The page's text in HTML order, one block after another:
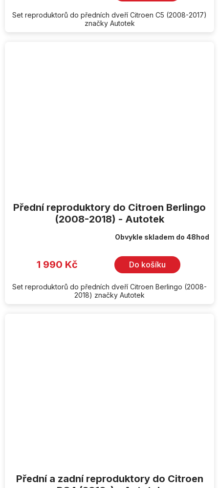
Set reproduktorů do předních dveří Citroen C5 (2008-2017)
značky Autotek
Přední reproduktory do Citroen Berlingo
(2008-2018) - Autotek
Obvykle skladem do 48hod
1 990 Kč Do košíku
Set reproduktorů do předních dveří Citroen Berlingo (2008-
2018) značky Autotek
Přední a zadní reproduktory do Citroen